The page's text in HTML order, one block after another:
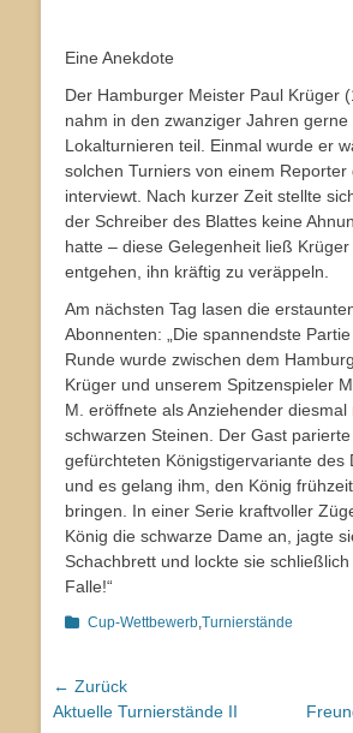
Eine Anekdote
Der Hamburger Meister Paul Krüger
nahm in den zwanziger Jahren gerne
Lokalturnieren teil. Einmal wurde er
solchen Turniers von einem Reporter
interviewt. Nach kurzer Zeit stellte
der Schreiber des Blattes keine
hatte – diese Gelegenheit ließ
entgehen, ihn kräftig zu veräppeln.
Am nächsten Tag lasen die
Abonnenten: „Die spannendste
Runde wurde zwischen dem
Krüger und unserem Spitzenspieler
M. eröffnete als Anziehender diesmal
schwarzen Steinen. Der Gast
gefürchteten Königstigervariante des
und es gelang ihm, den König
bringen. In einer Serie kraftvoller
König die schwarze Dame an, jagte
Schachbrett und lockte sie
Falle!“
Kategorien
Cup-Wettbewerb Turnierstände
Beitragsnavigation
← Zurück
Vorhergehender
Aktuelle Turnierstände II
Nächster